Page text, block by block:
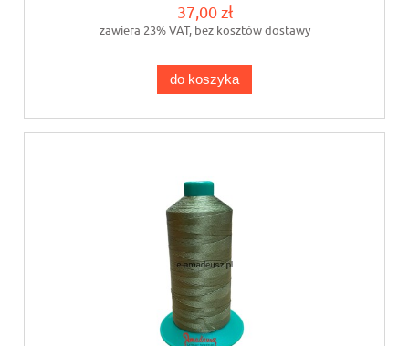
37,00 zł
zawiera 23% VAT, bez kosztów dostawy
do koszyka